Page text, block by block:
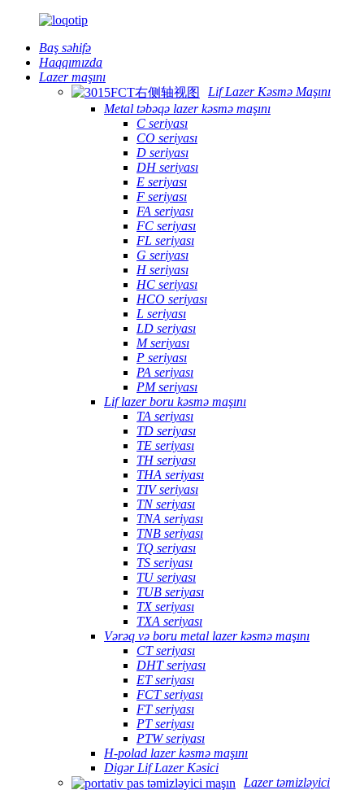
Baş səhifə
Haqqımızda
Lazer maşını
Lif Lazer Kəsmə Maşını
Metal təbəqə lazer kəsmə maşını
C seriyası
CO seriyası
D seriyası
DH seriyası
E seriyası
F seriyası
FA seriyası
FC seriyası
FL seriyası
G seriyası
H seriyası
HC seriyası
HCO seriyası
L seriyası
LD seriyası
M seriyası
P seriyası
PA seriyası
PM seriyası
Lif lazer boru kəsmə maşını
TA seriyası
TD seriyası
TE seriyası
TH seriyası
THA seriyası
TIV seriyası
TN seriyası
TNA seriyası
TNB seriyası
TQ seriyası
TS seriyası
TU seriyası
TUB seriyası
TX seriyası
TXA seriyası
Vərəq və boru metal lazer kəsmə maşını
CT seriyası
DHT seriyası
ET seriyası
FCT seriyası
FT seriyası
PT seriyası
PTW seriyası
H-polad lazer kəsmə maşını
Digər Lif Lazer Kəsici
Lazer təmizləyici